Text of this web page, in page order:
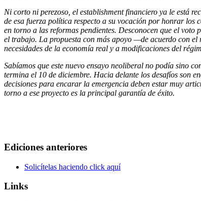
Ni corto ni perezoso, el establishment financiero ya le está
de esa fuerza política respecto a su vocación por honrar los
en torno a las reformas pendientes. Desconocen que el
el trabajo. La propuesta con más apoyo —de acuerdo con
necesidades de la economía real y a modificaciones del
Sabíamos que este nuevo ensayo neoliberal no podía sino
termina el 10 de diciembre. Hacia delante los desafíos son
decisiones para encarar la emergencia deben estar muy
torno a ese proyecto es la principal garantía de éxito.
Ediciones anteriores
Solicítelas haciendo click aquí
Links